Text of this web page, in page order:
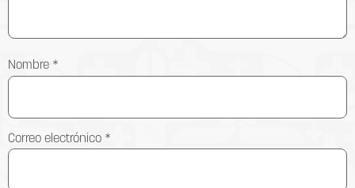
Nombre *
Correo electrónico *